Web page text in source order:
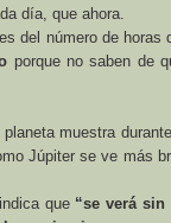
día, que ahora.
del número de
porque no saben de
muestra
Júpiter se ve más
que “se verá sin